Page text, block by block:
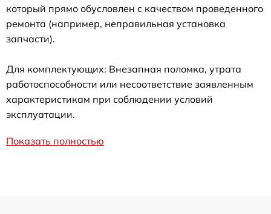
который прямо обусловлен с качеством проведенного
ремонта (например, неправильная установка
запчасти).
Для комплектующих: Внезапная поломка, утрата
работоспособности или несоответствие заявленным
характеристикам при соблюдении условий
эксплуатации.
Показать полностью